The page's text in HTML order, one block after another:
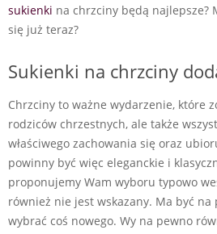
sukienki na chrzciny będą najlepsze?
się już teraz?
Sukienki na chrzciny
Chrzciny to ważne wydarzenie, które
rodziców chrzestnych, ale także
właściwego zachowania się oraz
powinny być więc eleganckie i
proponujemy Wam wyboru typowo
również nie jest wskazany. Ma być
wybrać coś nowego. Wy na pewno